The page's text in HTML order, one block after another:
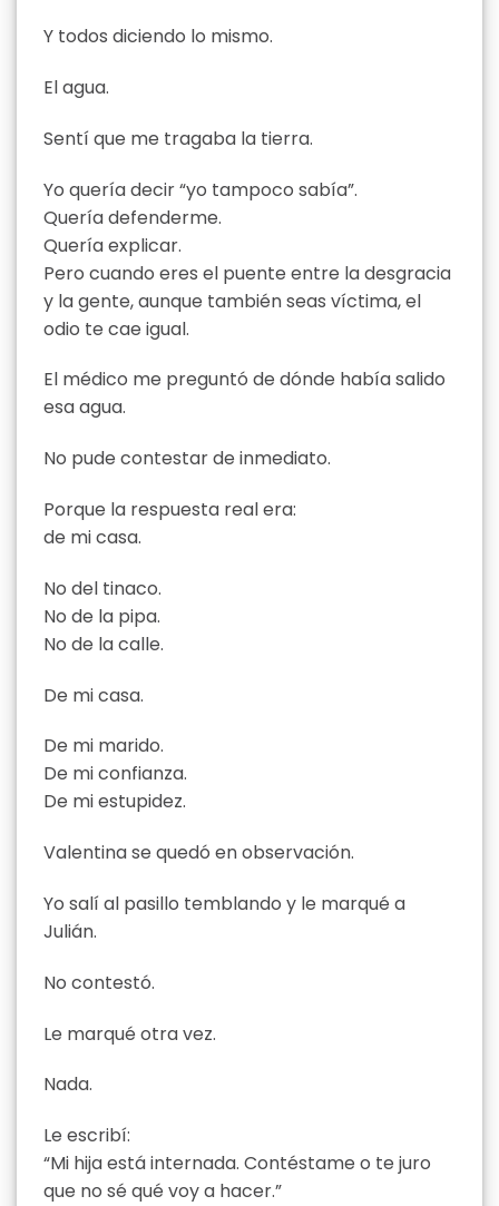
Y todos diciendo lo mismo.
El agua.
Sentí que me tragaba la tierra.
Yo quería decir “yo tampoco sabía”.
Quería defenderme.
Quería explicar.
Pero cuando eres el puente entre la desgracia
y la gente, aunque también seas víctima, el
odio te cae igual.
El médico me preguntó de dónde había salido
esa agua.
No pude contestar de inmediato.
Porque la respuesta real era:
de mi casa.
No del tinaco.
No de la pipa.
No de la calle.
De mi casa.
De mi marido.
De mi confianza.
De mi estupidez.
Valentina se quedó en observación.
Yo salí al pasillo temblando y le marqué a
Julián.
No contestó.
Le marqué otra vez.
Nada.
Le escribí:
“Mi hija está internada. Contéstame o te juro
que no sé qué voy a hacer.”